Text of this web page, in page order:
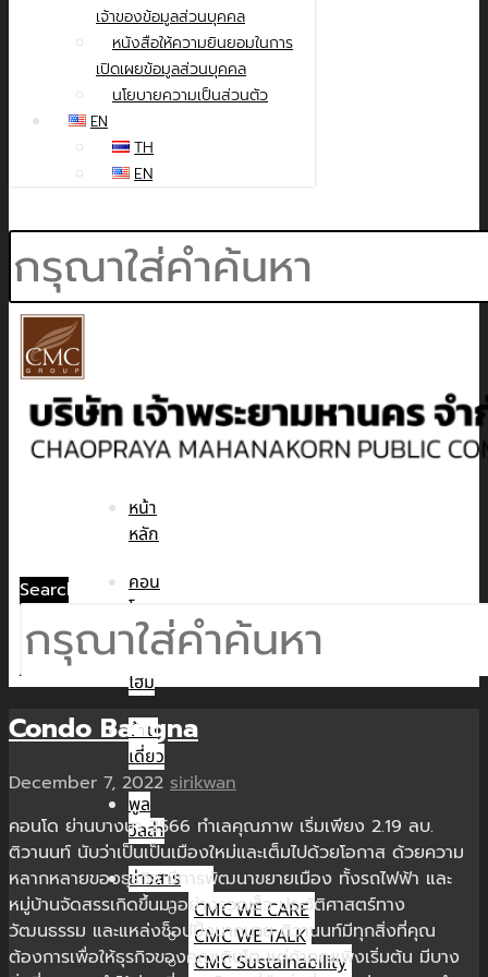
เจ้าของข้อมูลส่วนบุคคล
หนังสือให้ความยินยอมในการ
เปิดเผยข้อมูลส่วนบุคคล
นโยบายความเป็นส่วนตัว
EN
TH
EN
หน้า
หลัก
คอน
โด
ทาวน์
โฮม
บ้าน
เดี่ยว
พูล
วิลล่า
ข่าวสาร
CMC WE CARE
CMC WE TALK
CMC Sustainability
Search
Condo Bangna
December 7, 2022 sirikwan
คอนโด ย่านบางนา 2566 ทำเลคุณภาพ เริ่มเพียง 2.19 ลบ.
ติวานนท์ นับว่าเป็นเป็นเมืองใหม่และเต็มไปด้วยโอกาส ด้วยความ
หลากหลายของธุรกิจ มีการพัฒนาขยายเมือง ทั้งรถไฟฟ้า และ
หมู่บ้านจัดสรรเกิดขึ้นมาอย่างรวดเร็ว ประวัติศาสตร์ทาง
วัฒนธรรม และแหล่งช็อปปิ้งมากมาย ติวานนท์มีทุกสิ่งที่คุณ
ต้องการเพื่อให้ธุรกิจของคุณเติบโต แต่ถ้าคุณเพิ่งเริ่มต้น มีบาง